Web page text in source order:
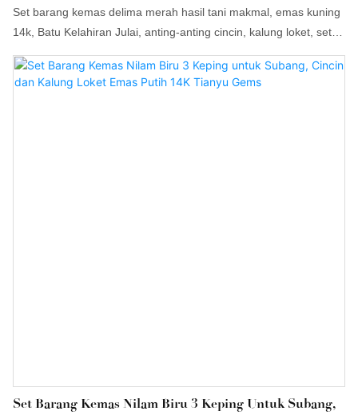
Set barang kemas delima merah hasil tani makmal, emas kuning
14k, Batu Kelahiran Julai, anting-anting cincin, kalung loket, set
rakan.
Set Barang Kemas Nilam Biru 3 Keping Untuk Subang,